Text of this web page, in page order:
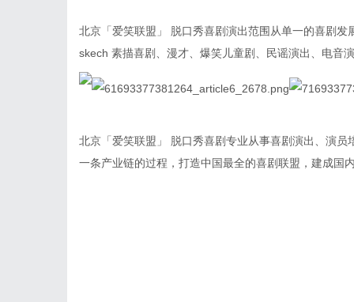
北京「爱笑联盟」 脱口秀喜剧演出范围从单一的喜剧
skech 素描喜剧、漫才、爆笑儿童剧、民谣演出、电音
北京「爱笑联盟」 脱口秀喜剧专业从事喜剧演出、演
一条产业链的过程，打造中国最全的喜剧联盟，建成国